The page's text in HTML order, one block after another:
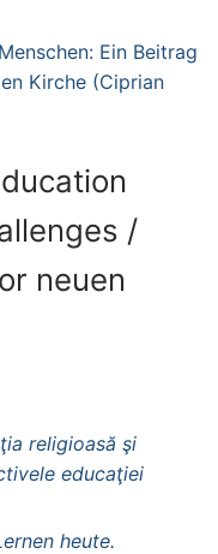
Ein Beitrag
Kirche (Ciprian
/
neuen
religioasă şi
educaţiei
heute.